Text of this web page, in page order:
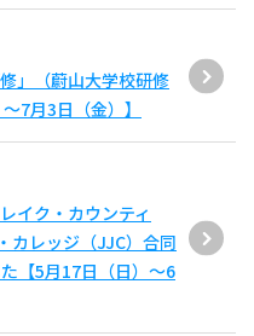
」（蔚山大学校研修
7月3日（金）】
イク・カウンティ
カレッジ（JJC）合同
【5月17日（日）～6